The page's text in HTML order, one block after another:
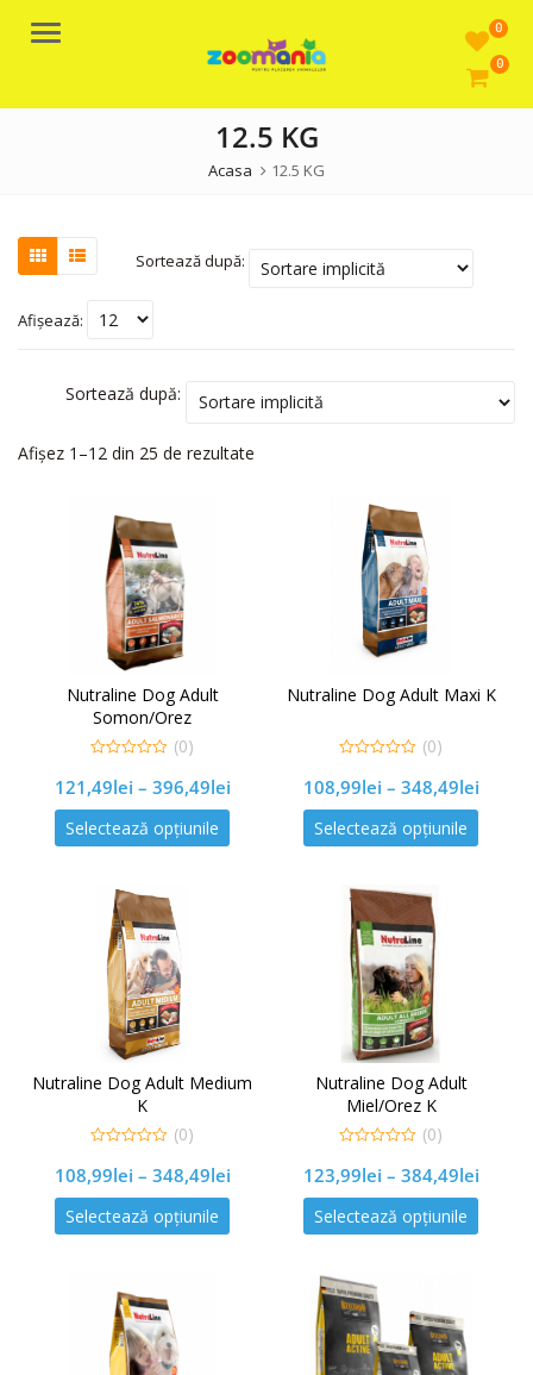
Meniu 0
0
12.5 KG
Acasa 12.5 KG
Sortează după:
Afișează:
Sortează după:
Afișez 1–12 din 25 de rezultate
Nutraline Dog Adult
Somon/Orez
out
of
5
(0)
121,49lei – 396,49lei
Selectează opțiunile
Nutraline Dog Adult Maxi K
out
of
5
(0)
108,99lei – 348,49lei
Selectează opțiunile
Nutraline Dog Adult Medium
K
out
of
5
(0)
108,99lei – 348,49lei
Selectează opțiunile
Nutraline Dog Adult
Miel/Orez K
out
of
5
(0)
123,99lei – 384,49lei
Selectează opțiunile